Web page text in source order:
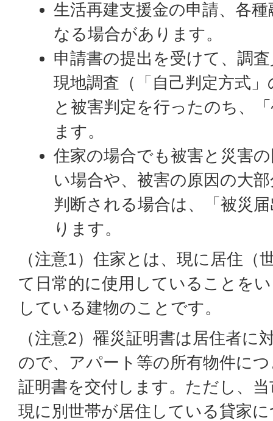
生活再建支援金の申請、各
なる場合があります。
申請書の提出を受けて、調
現地調査（「自己判定方式
と被害判定を行ったのち、
ます。
住家の場合でも被害と災害
い場合や、被害の原因の大
判断される場合は、「被災
ります。
（注意1）住家とは、現に居住（
て日常的に使用していることを
している建物のことです。
（注意2）罹災証明書は居住者に
ので、アパート等の所有物件に
証明書を交付します。ただし、
現に別世帯が居住している貸家